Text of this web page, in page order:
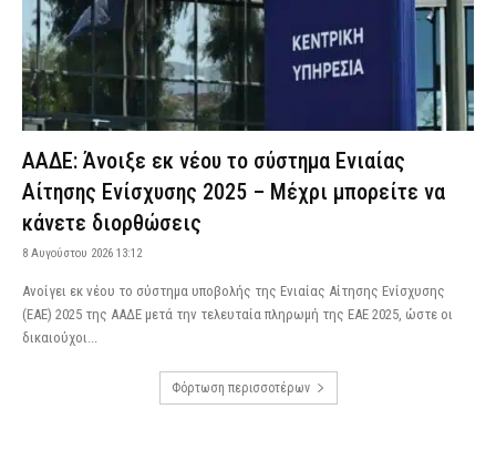
ΑΑΔΕ: Άνοιξε εκ νέου το σύστημα Ενιαίας
Αίτησης Ενίσχυσης 2025 – Μέχρι μπορείτε να
κάνετε διορθώσεις
8 Αυγούστου 2026 13:12
Aνοίγει εκ νέου το σύστημα υποβολής της Ενιαίας Αίτησης Ενίσχυσης
(ΕΑΕ) 2025 της ΑΑΔΕ μετά την τελευταία πληρωμή της ΕΑΕ 2025, ώστε οι
δικαιούχοι...
Φόρτωση περισσοτέρων